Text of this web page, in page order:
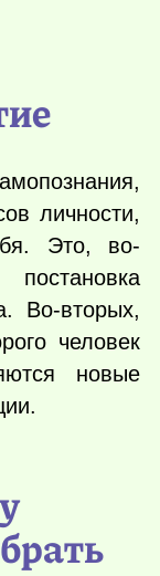
личности,
Это, во-
Во-вторых,
человек
новые